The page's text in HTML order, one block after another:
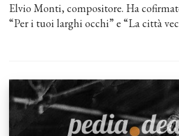
Elvio Monti, compositore. Ha
“Per i tuoi larghi occhi” e “La città